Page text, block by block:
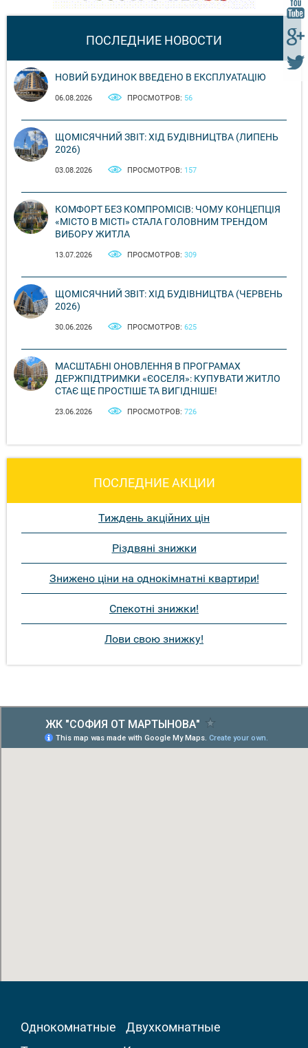
ПОСЛЕДНИЕ НОВОСТИ
НОВИЙ БУДИНОК ВВЕДЕНО В ЕКСПЛУАТАЦІЮ
06.08.2026 ПРОСМОТРОВ: 56
ЩОМІСЯЧНИЙ ЗВІТ: ХІД БУДІВНИЦТВА (ЛИПЕНЬ
2026)
03.08.2026 ПРОСМОТРОВ: 157
КОМФОРТ БЕЗ КОМПРОМІСІВ: ЧОМУ КОНЦЕПЦІЯ
«МІСТО В МІСТІ» СТАЛА ГОЛОВНИМ ТРЕНДОМ
ВИБОРУ ЖИТЛА
13.07.2026 ПРОСМОТРОВ: 309
ЩОМІСЯЧНИЙ ЗВІТ: ХІД БУДІВНИЦТВА (ЧЕРВЕНЬ
2026)
30.06.2026 ПРОСМОТРОВ: 625
МАСШТАБНІ ОНОВЛЕННЯ В ПРОГРАМАХ
ДЕРЖПІДТРИМКИ «ЄОСЕЛЯ»: КУПУВАТИ ЖИТЛО
СТАЄ ЩЕ ПРОСТІШЕ ТА ВИГІДНІШЕ!
23.06.2026 ПРОСМОТРОВ: 726
ПОСЛЕДНИЕ АКЦИИ
Тиждень акційних цін
Різдвяні знижки
Знижено ціни на однокімнатні квартири!
Спекотні знижки!
Лови свою знижку!
Однокомнатные
Двухкомнатные